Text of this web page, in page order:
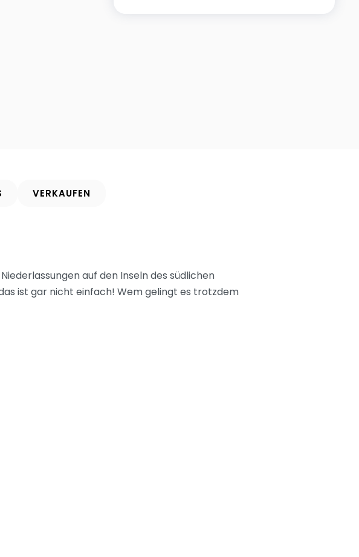
VERKAUFEN
auf den Inseln des südlichen
ist gar nicht einfach! Wem gelingt es trotzdem